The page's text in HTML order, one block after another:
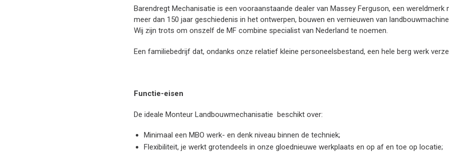
Barendregt Mechanisatie is een vooraanstaande dealer van Massey Ferguson, een wereldmerk
meer dan 150 jaar geschiedenis in het ontwerpen, bouwen en vernieuwen van
Wij zijn trots om onszelf de MF combine specialist van Nederland te noemen.
Een familiebedrijf dat, ondanks onze relatief kleine personeelsbestand, een hele berg werk
Functie-eisen
De ideale Monteur Landbouwmechanisatie beschikt over:
Minimaal een MBO werk- en denk niveau binnen de techniek;
Flexibiliteit, je werkt grotendeels in onze gloednieuwe werkplaats en op af en toe op locatie;